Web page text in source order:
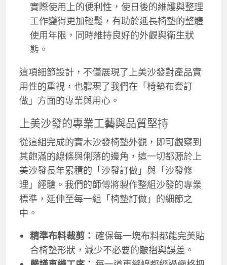
實際使用上的便利性，使日後的維護與整理
工作變得更加輕鬆，有助於延長椅墊的整體
使用年限，同時維持良好的外觀與衛生狀
態。
這項細節設計，不僅展現了上美沙發對產品實
用性的重視，也體現了我們在「椅墊布套訂
做」方面的專業與用心。
上美沙發的專業工藝與品質堅持
從這組完成的實木沙發椅墊外觀，即可觀察到
其飽滿的線條與俐落的邊角，這一切都源於上
美沙發長年累積的「沙發訂做」與「沙發修
理」經驗。我們的師傅將製作整組沙發的專業
標準，延伸至每一組「椅墊訂做」的細節之
中。
精準布料裁剪： 確保每一塊布料都能完美貼
合椅墊形狀，減少不必要的皺褶與誤差。